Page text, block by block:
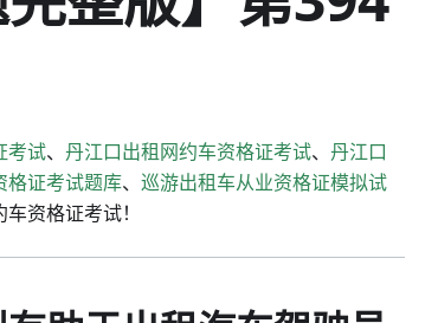
考试、 丹江口出租网约车资格证考试、 丹江口
格证考试题库、 巡游出租车从业资格证模拟试
资格证考试！